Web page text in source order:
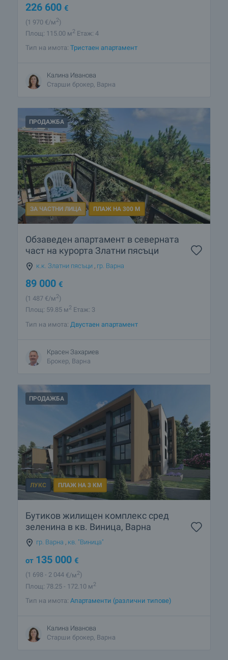
226 600 €
(1 970 €/м2)
Площ: 115.00 м2 Етаж: 4
Тип на имота: Тристаен апартамент
Калина Иванова
Старши брокер, Варна
ПРОДАЖБА
ЗА ЧАСТНИ ЛИЦА ПЛАЖ НА 300 М
Обзаведен апартамент в северната
част на курорта Златни пясъци
к.к. Златни пясъци гр. Варна
89 000 €
(1 487 €/м2)
Площ: 59.85 м2 Етаж: 3
Тип на имота: Двустаен апартамент
Красен Захариев
Брокер, Варна
ПРОДАЖБА
ЛУКС ПЛАЖ НА 3 КМ
Бутиков жилищен комплекс сред
зеленина в кв. Виница, Варна
гр. Варна , кв. "Виница"
от 135 000 €
(1 698 - 2 044 €/м2)
Площ: 78.25 - 172.10 м2
Тип на имота: Апартаменти (различни типове)
Калина Иванова
Старши брокер, Варна